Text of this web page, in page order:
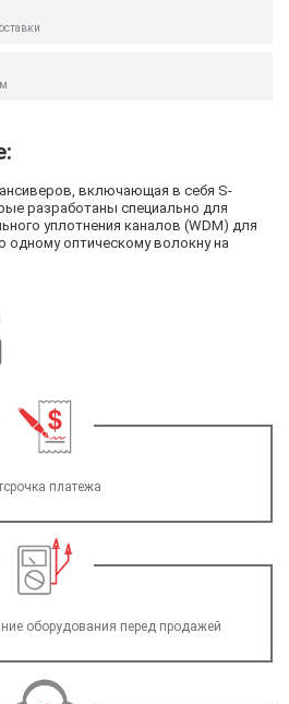
включающая в себя S-
разработаны специально для
уплотнения каналов (WDM) для
одному оптическому волокну на
платежа
оборудования перед продажей